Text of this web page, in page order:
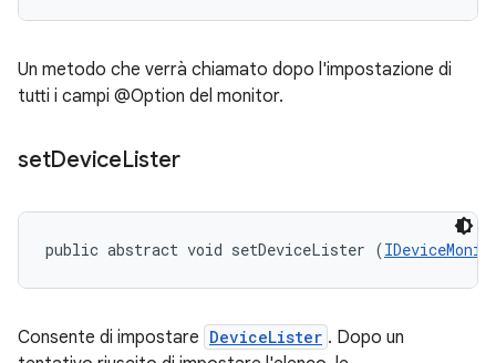
Un metodo che verrà chiamato dopo l'impostazione di
tutti i campi @Option del monitor.
setDeviceLister
public abstract void setDeviceLister (
Consente di impostare DeviceLister . Dopo un